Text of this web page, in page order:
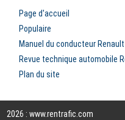
Page d'accueil
Populaire
Manuel du conducteur
Revue technique automobile
Plan du site
2026 : www.rentrafic.com